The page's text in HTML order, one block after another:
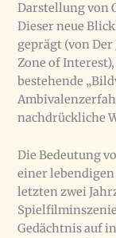
Darstellung von
Dieser neue
geprägt (von
Zone of
bestehende
nachdrückliche
Die Bedeutung
einer
letzten zwei
Gedächtnis auf